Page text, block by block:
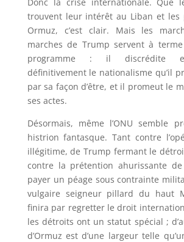
trouvent leur intérêt au Liban et les
Ormuz, c’est clair. Mais les
marches de Trump servent à
programme : il discrédite
définitivement le nationalisme qu’il
par sa façon d’être, et il promeut le
ses actes.
Désormais, même l’ONU semble
histrion fantasque. Tant contre
illégitime, de Trump fermant le
contre la prétention ahurissante
payer un péage sous contrainte
vulgaire seigneur pillard du haut
finira par regretter le droit
les détroits ont un statut spécial ;
d’Ormuz est d’une largeur telle